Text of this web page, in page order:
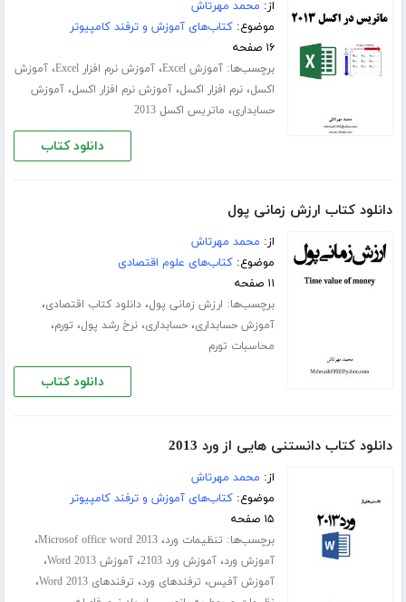
از: محمد مهرتاش
موضوع:کتاب‌های آموزش و ترفند کامپیوتر
۱۶ صفحه
برچسب‌ها:آموزش Excel ،آموزش نرم افزار Excel ،آموزش
اکسل،نرم افزار اکسل،آموزش نرم افزار اکسل،آموزش
حسابداری، ماتریس اکسل 2013
دانلود کتاب
دانلود کتاب ارزش زمانی پول
از: محمد مهرتاش
موضوع:کتاب‌های علوم اقتصادی
۱۱ صفحه
برچسب‌ها: ارزش زمانی پول،دانلود کتاب اقتصادی،
آموزش حسابداری،حسابداری،نرخ رشد پول، تورم،
محاسبات تورم
دانلود کتاب
دانلود کتاب دانستنی هایی از ورد 2013
از: محمد مهرتاش
موضوع:کتاب‌های آموزش و ترفند کامپیوتر
۱۵ صفحه
برچسب‌ها: تنظیمات ورد،Microsof office word 2013،
آموزش ورد،آموزش ورد 2103 ،آموزش Word 2013 ،
آموزش آفیس، ترفندهای ورد، ترفندهای Word 2013 ،